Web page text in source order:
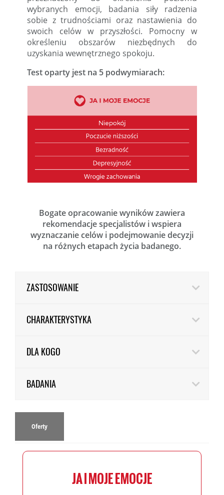
wybranych emocji, badania siły radzenia
sobie z trudnościami oraz nastawienia do
swoich celów w przyszłości. Pomocny w
określeniu obszarów niezbędnych do
uzyskania wewnętrznego spokoju.
Test oparty jest na 5 podwymiarach:
Bogate opracowanie wyników zawiera
rekomendacje specjalistów i wspiera
wyznaczanie celów i podejmowanie decyzji
na różnych etapach życia badanego.
ZASTOSOWANIE
CHARAKTERYSTYKA
DLA KOGO
BADANIA
Oferty
JA I MOJE EMOCJE